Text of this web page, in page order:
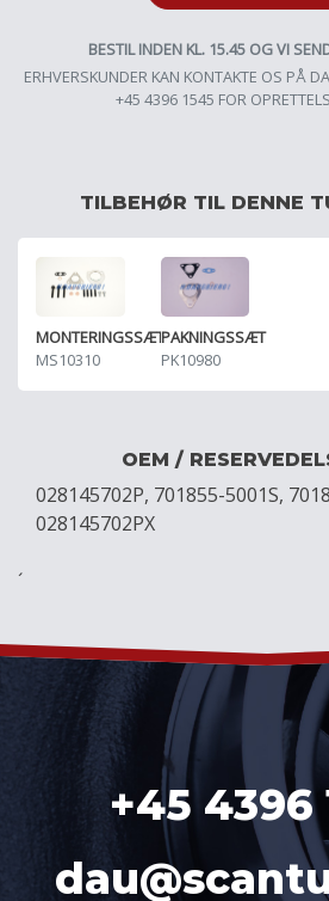
BESTIL INDEN KL. 15.45 OG VI
ERHVERSKUNDER KAN KONTAKTE OS PÅ
+45 4396 1545 FOR
TILBEHØR TIL DENNE
MONTERINGSSÆT
MS10310
PAKNINGSSÆT
PK10980
OEM /
028145702P, 701855-5001S,
028145702PX
´
+45 4396